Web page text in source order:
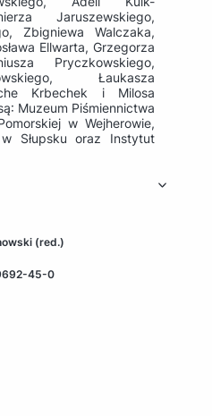
Jaruszewskiego,
Zbigniewa Walczaka,
Ellwarta, Grzegorza
Pryczkowskiego,
Łaukasza
Krbechek i Milosa
Muzeum Piśmiennictwa
w Wejherowie,
Słupsku oraz Instytut
(red.)
45-0